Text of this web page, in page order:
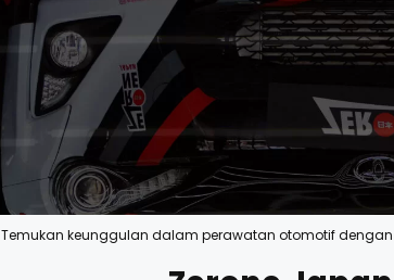
Temukan keunggulan dalam perawatan otomotif dengan